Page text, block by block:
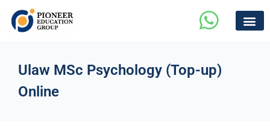
Ulaw MSc Psychology (Top-up)
Online